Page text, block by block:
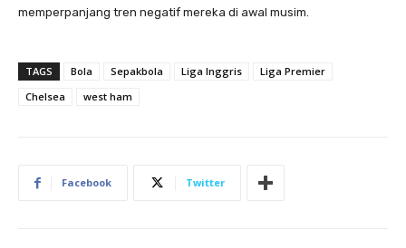
memperpanjang tren negatif mereka di awal musim.
TAGS Bola Sepakbola Liga Inggris
Liga Premier
Chelsea
west ham
Facebook Twitter